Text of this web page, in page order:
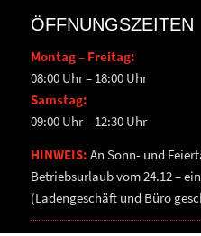
ÖFFNUNGSZEITEN
Montag – Freitag:
08:00 Uhr – 18:00 Uhr
Samstag:
09:00 Uhr – 12:30 Uhr
HINWEIS: An Sonn- und
Betriebsurlaub vom 24.12 –
(Ladengeschäft und Büro